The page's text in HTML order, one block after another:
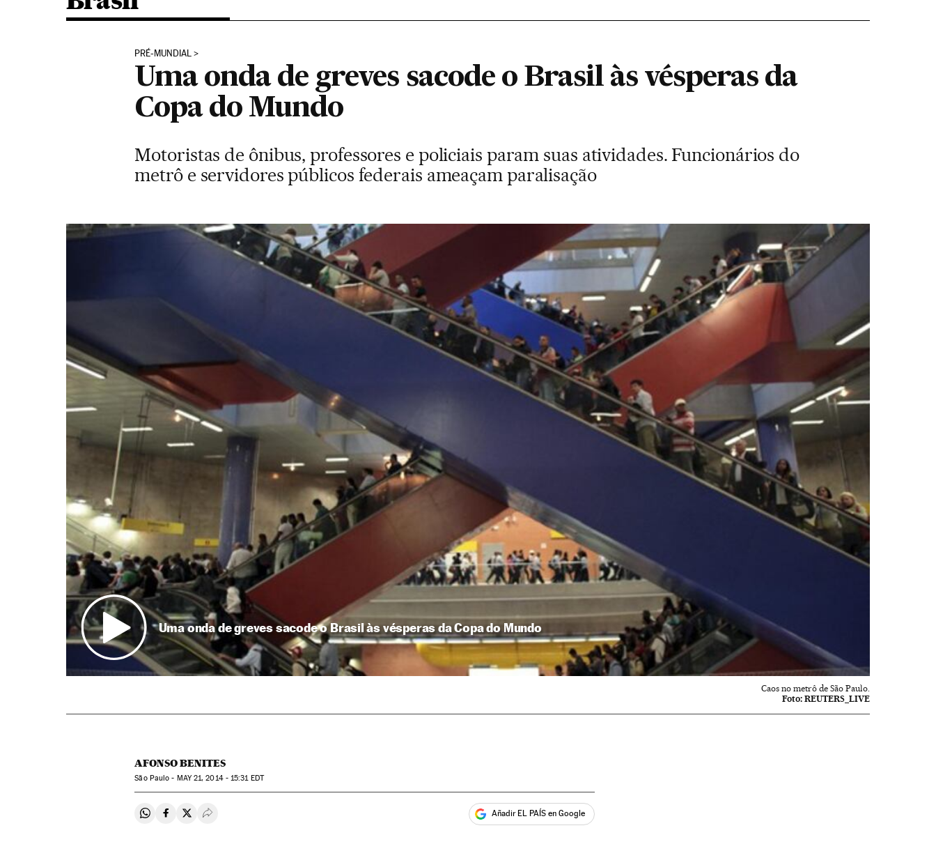
PRÉ-MUNDIAL
Uma onda de greves sacode o Brasil às vésperas da
Copa do Mundo
Motoristas de ônibus, professores e policiais param suas atividades. Funcionários do
metrô e servidores públicos federais ameaçam paralisação
Uma onda de greves sacode o Brasil às vésperas da Copa do Mundo
Caos no metrô de São Paulo.
Foto: REUTERS_LIVE
AFONSO BENITES
São Paulo - MAY21, 2014 - 15:31EDT
Compartir en Whatsapp
Compartir en Facebook
Compartir en Twitter
Desplegar Redes Sociales Añadir EL PAÍS en Google